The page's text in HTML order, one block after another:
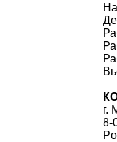
г.
8-